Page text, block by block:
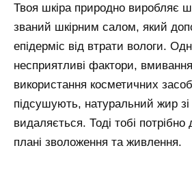
Твоя шкіра природно виробляє
званий шкірним салом, який
епідерміс від втрати вологи.
несприятливі фактори,
використання косметичних
підсушують, натуральний жир зі
видаляється. Тоді тобі потрібно
плані зволоження та живлення.